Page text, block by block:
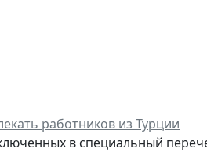
работников из Турции
в специальный